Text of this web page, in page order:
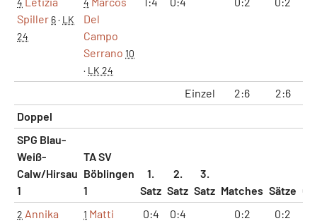
4
Spiller 6· LK
24
4
Del
Campo
Serrano 10
· LK 24
Einzel 2:6 2:6
Doppel
SPG Blau-
Weiß-
Calw/Hirsau
1
TA SV
Böblingen
1
1.
Satz
2.
Satz
3.
Satz Matches Sätze
2 Annika
1 Matti
0:4 0:4 0:2 0:2